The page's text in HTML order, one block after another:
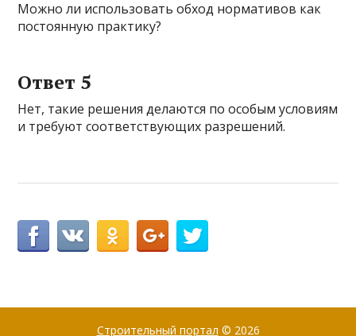
Можно ли использовать обход нормативов как
постоянную практику?
Ответ 5
Нет, такие решения делаются по особым условиям
и требуют соответствующих разрешений.
Строительный портал © 2026